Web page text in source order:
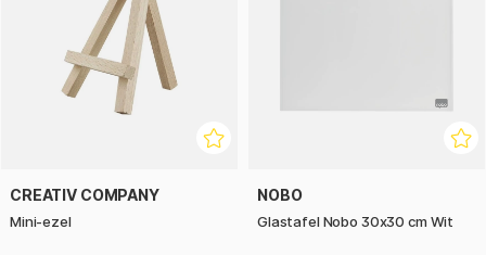
CREATIV COMPANY
Mini-ezel
NOBO
Glastafel Nobo 30x30 cm Wit